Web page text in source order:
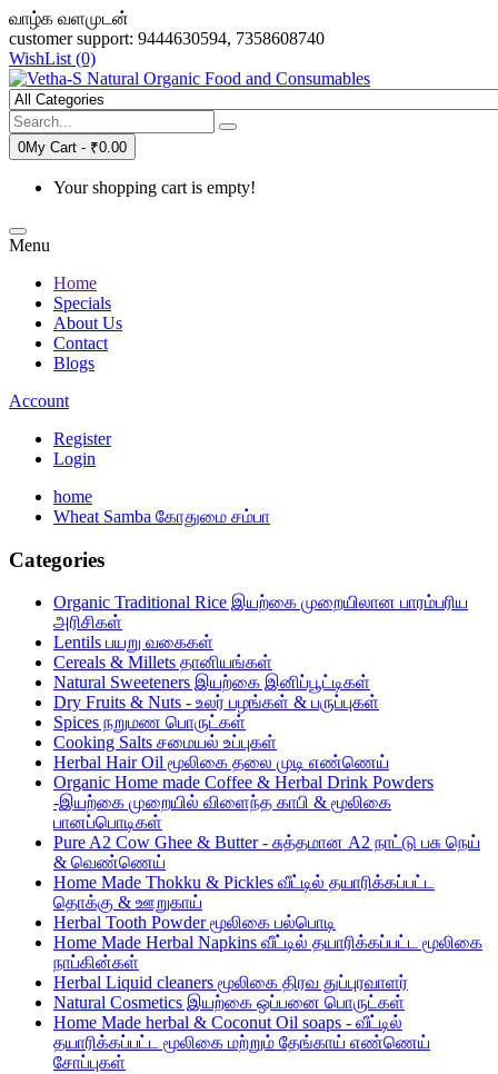
வாழ்க வளமுடன்
customer support: 9444630594, 7358608740
WishList (0)
0My Cart - ₹0.00
Your shopping cart is empty!
Menu
Home
Specials
About Us
Contact
Blogs
Account
Register
Login
home
Wheat Samba கோதுமை சம்பா
Categories
Organic Traditional Rice இயற்கை முறையிலான பாரம்பரிய
அரிசிகள்
Lentils பயறு வகைகள்
Cereals & Millets தானியங்கள்
Natural Sweeteners இயற்கை இனிப்பூட்டிகள்
Dry Fruits & Nuts - உலர் பழங்கள் & பருப்புகள்
Spices நறுமண பொருட்கள்
Cooking Salts சமையல் உப்புகள்
Herbal Hair Oil மூலிகை தலை முடி எண்ணெய்
Organic Home made Coffee & Herbal Drink Powders
-இயற்கை முறையில் விளைந்த காபி & மூலிகை
பானப்பொடிகள்
Pure A2 Cow Ghee & Butter - சுத்தமான A2 நாட்டு பசு நெய்
& வெண்ணெய்
Home Made Thokku & Pickles வீட்டில் தயாரிக்கப்பட்ட
தொக்கு & ஊறுகாய்
Herbal Tooth Powder மூலிகை பல்பொடி
Home Made Herbal Napkins வீட்டில் தயாரிக்கப்பட்ட மூலிகை
நாப்கின்கள்
Herbal Liquid cleaners மூலிகை திரவ துப்புரவாளர்
Natural Cosmetics இயற்கை ஒப்பனை பொருட்கள்
Home Made herbal & Coconut Oil soaps - வீட்டில்
தயாரிக்கப்பட்ட மூலிகை மற்றும் தேங்காய் எண்ணெய்
சோப்புகள்